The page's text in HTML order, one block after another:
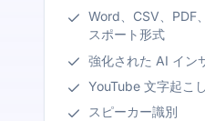
Word、CSV、PDF
スポート形式
強化された AI イン
YouTube 文字起こし
スピーカー識別